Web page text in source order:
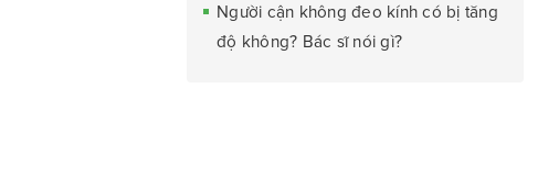
Người cận không đeo kính có bị tăng
độ không? Bác sĩ nói gì?